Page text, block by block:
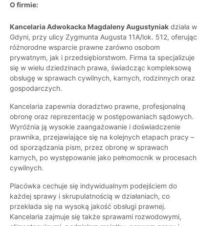
O firmie:
Kancelaria Adwokacka Magdaleny Augustyniak działa w
Gdyni, przy ulicy Zygmunta Augusta 11A/lok. 512, oferując
różnorodne wsparcie prawne zarówno osobom
prywatnym, jak i przedsiębiorstwom. Firma ta specjalizuje
się w wielu dziedzinach prawa, świadcząc kompleksową
obsługę w sprawach cywilnych, karnych, rodzinnych oraz
gospodarczych.
Kancelaria zapewnia doradztwo prawne, profesjonalną
obronę oraz reprezentację w postępowaniach sądowych.
Wyróżnia ją wysokie zaangażowanie i doświadczenie
prawnika, przejawiające się na kolejnych etapach pracy –
od sporządzania pism, przez obronę w sprawach
karnych, po występowanie jako pełnomocnik w procesach
cywilnych.
Placówka cechuje się indywidualnym podejściem do
każdej sprawy i skrupulatnością w działaniach, co
przekłada się na wysoką jakość obsługi prawnej.
Kancelaria zajmuje się także sprawami rozwodowymi,